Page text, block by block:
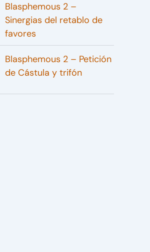
Blasphemous 2 –
Sinergias del retablo de
favores
Blasphemous 2 – Petición
de Cástula y trifón